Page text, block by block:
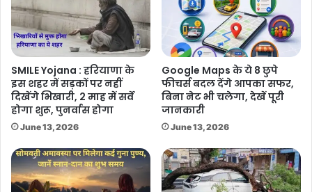
SMILE Yojana : हरियाणा के
इस शहर में सड़कों पर नहीं
दिखेंगे भिखारी, 2 माह में सर्वे
होगा शुरू, पुनर्वास होगा
June 13, 2026
Google Maps के ये 8 छुपे
फीचर्स बदल देंगे आपका सफर,
बिना नेट भी चलेगा, देखें पूरी
जानकारी
June 13, 2026